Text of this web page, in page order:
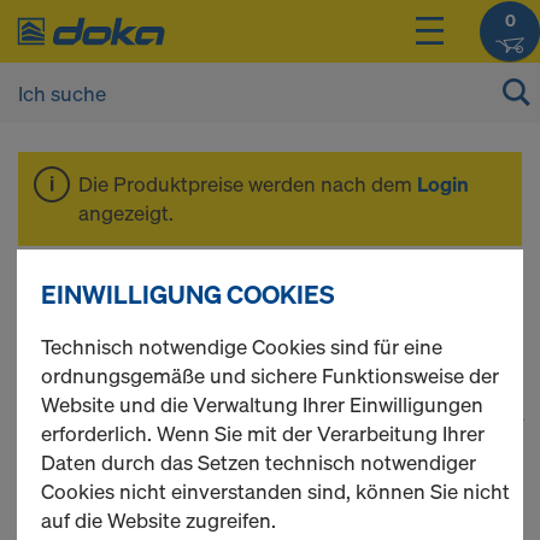
0
Die Produktpreise werden nach dem Login
angezeigt.
Stützenschalungen
76 Produkte gefunden
Meist gesucht
EINWILLIGUNG COOKIES
Technisch notwendige Cookies sind für eine
ordnungsgemäße und sichere Funktionsweise der
Website und die Verwaltung Ihrer Einwilligungen
erforderlich. Wenn Sie mit der Verarbeitung Ihrer
Daten durch das Setzen technisch notwendiger
Cookies nicht einverstanden sind, können Sie nicht
auf die Website zugreifen.